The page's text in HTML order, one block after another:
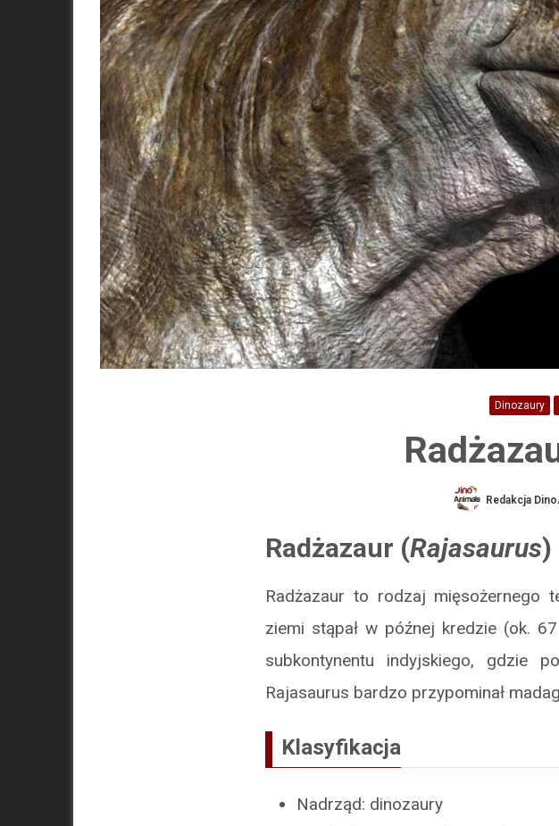
Dinozaury
Redakcja
Radżazaur (Rajasaurus)
Radżazaur to rodzaj mięsożernego
ziemi stąpał w późnej kredzie (ok.
subkontynentu indyjskiego, gdzie
Rajasaurus bardzo przypominał
Klasyfikacja
Nadrząd: dinozaury